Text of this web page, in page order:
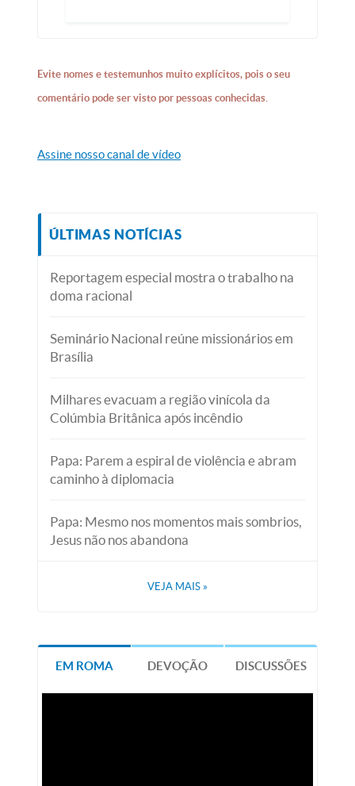
Evite nomes e testemunhos muito explícitos, pois o seu
comentário pode ser visto por pessoas conhecidas.
Assine nosso canal de vídeo
ÚLTIMAS NOTÍCIAS
Reportagem especial mostra o trabalho na
doma racional
Seminário Nacional reúne missionários em
Brasília
Milhares evacuam a região vinícola da
Colúmbia Britânica após incêndio
Papa: Parem a espiral de violência e abram
caminho à diplomacia
Papa: Mesmo nos momentos mais sombrios,
Jesus não nos abandona
VEJA MAIS »
EM ROMA DEVOÇÃO DISCUSSÕES